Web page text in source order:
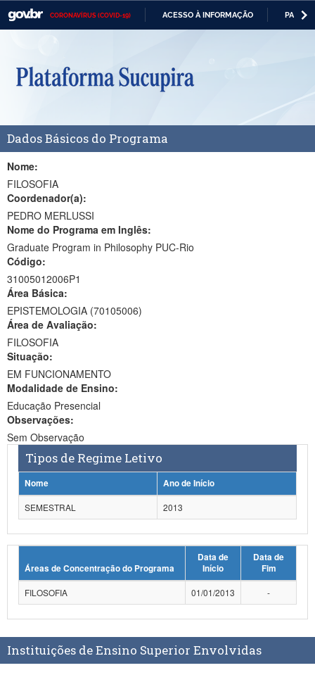
CORONAVÍRUS (COVID-19) ACESSO À INFORMAÇÃO
Casa Civil
Ministério da Defesa
Ministério da Economia
Ministério da Infraestrutura
Ministério da Educação
Ministério da Cidadania
Ministério da Saúde
Ministério da Ciência, Tecnologia, Inovações e Comunicações
Ministério do Meio Ambiente
Ministério do Turismo
Ministério do Desenvolvimento Regional
Controladoria-Geral da União
Ministério da Mulher, da Família e dos Direitos Humanos
Dados Básicos do Programa
Nome:
FILOSOFIA
Coordenador(a):
PEDRO MERLUSSI
Nome do Programa em Inglês:
Graduate Program in Philosophy PUC-Rio
Código:
31005012006P1
Área Básica:
EPISTEMOLOGIA (70105006)
Área de Avaliação:
FILOSOFIA
Situação:
EM FUNCIONAMENTO
Modalidade de Ensino:
Educação Presencial
Observações:
Sem Observação
Tipos de Regime Letivo
Nome
Ano de Início
SEMESTRAL
2013
Áreas de Concentração do Programa
Data de
Início
Data de
Fim
FILOSOFIA
01/01/2013 -
Instituições de Ensino Superior Envolvidas